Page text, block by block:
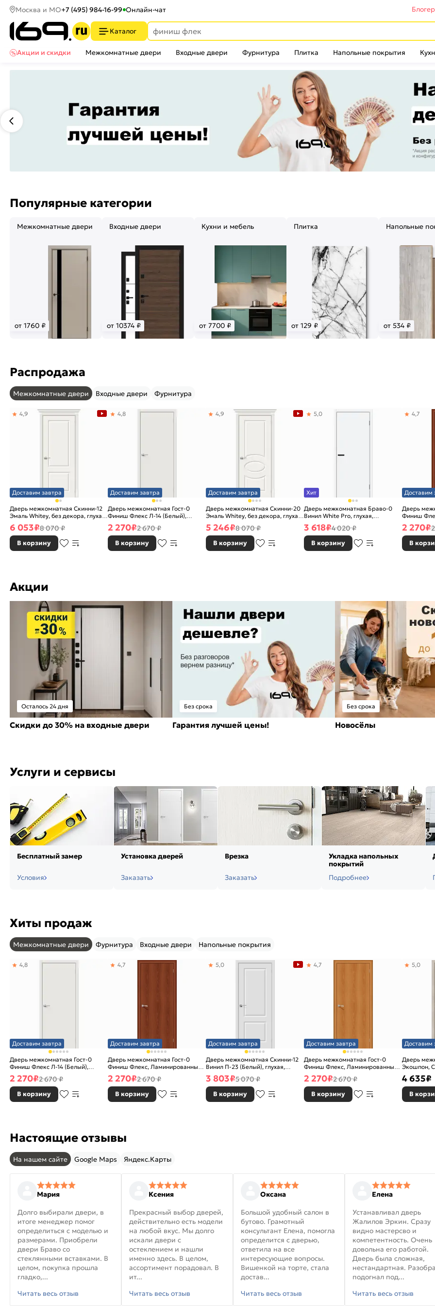
Москва и МО+7 (495) 984-16-99 Онлайн-чат
Каталог
Акции и скидки
Межкомнатные двери Входные двери Фурнитура Плитка Напольные покрытия
Популярные категории
Межкомнатные двери
от 1760 ₽
Входные двери
от 10374 ₽
Кухни и мебель
от 7700 ₽
Плитка
от 129 ₽
Напольные
от 534 ₽
Распродажа
Межкомнатные двери Входные двери Фурнитура
Доставим завтра
Дверь межкомнатная Скинни-12
Эмаль Whitey, без декора, глухая,
без стекла, без кромки, скиновая
4,9
6 053₽8 070 ₽
В корзину
Доставим завтра
Дверь межкомнатная Гост-0
Финиш Флекс Л-14 (Белый),
глухая, каркасно-щитовая
4,8
2 270₽2 670 ₽
В корзину
Доставим завтра
Дверь межкомнатная Скинни-20
Эмаль Whitey, без декора, глухая,
без стекла, без кромки, скиновая
4,9
5 246₽8 070 ₽
В корзину
Хит
Дверь межкомнатная Браво-0
Винил White Pro, глухая,
каркасно-щитовая
5,0
3 618₽4 020 ₽
В корзину
Доставим
Дверь
Финиш
Л-11
каркасно-
4,7
2 270₽
В
Акции
Осталось 24 дня
Скидки до 30% на входные двери
Без срока
Гарантия лучшей цены!
Без срока
Новосёлы
Услуги и сервисы
Бесплатный замер
Условия
Установка дверей
Заказать
Врезка
Заказать
Укладка напольных
покрытий
Подробнее
Хиты продаж
Межкомнатные двери Фурнитура Входные двери Напольные покрытия
Доставим завтра
Дверь межкомнатная Гост-0
Финиш Флекс Л-14 (Белый),
глухая, каркасно-щитовая
4,8
2 270₽2 670 ₽
В корзину
Доставим завтра
Дверь межкомнатная Гост-0
Финиш Флекс, Ламинированные
Л-11 (ИталОрех), глухая,
каркасно-щитовая
4,7
2 270₽2 670 ₽
В корзину
Доставим завтра
Дверь межкомнатная Скинни-12
Винил П-23 (Белый), глухая,
скиновая
5,0
3 803₽5 070 ₽
В корзину
Доставим завтра
Дверь межкомнатная Гост-0
Финиш Флекс, Ламинированные
Л-12 (МиланОрех), глухая,
каркасно-щитовая
4,7
2 270₽2 670 ₽
В корзину
Доставим
Дверь
Экошпон,
5,0
4 635₽
В
Настоящие отзывы
На нашем сайте Google Maps Яндекс.Карты
Мария
Долго выбирали двери, в
итоге менеджер помог
определиться с моделью и
размерами. Приобрели
двери Браво со
стеклянными вставками. В
целом, покупка прошла
гладко,...
Читать весь отзыв
Ксения
Прекрасный выбор дверей,
действительно есть модели
на любой вкус. Мы долго
искали двери с
остеклением и нашли
именно здесь. В целом,
ассортимент порадовал. В
ит...
Читать весь отзыв
Оксана
Большой удобный салон в
бутово. Грамотный
консультант Елена, помогла
определится с дверью,
ответила на все
интересующие вопросы.
Вишенкой на торте, стала
достав...
Читать весь отзыв
Елена
Устанавливал дверь
Жалилов Эркин. Сразу
видно мастерсво и
компетентность. Очень
довольна его работой.
Дверь была сложная,
нестандартная.
подогнал под...
Читать весь отзыв